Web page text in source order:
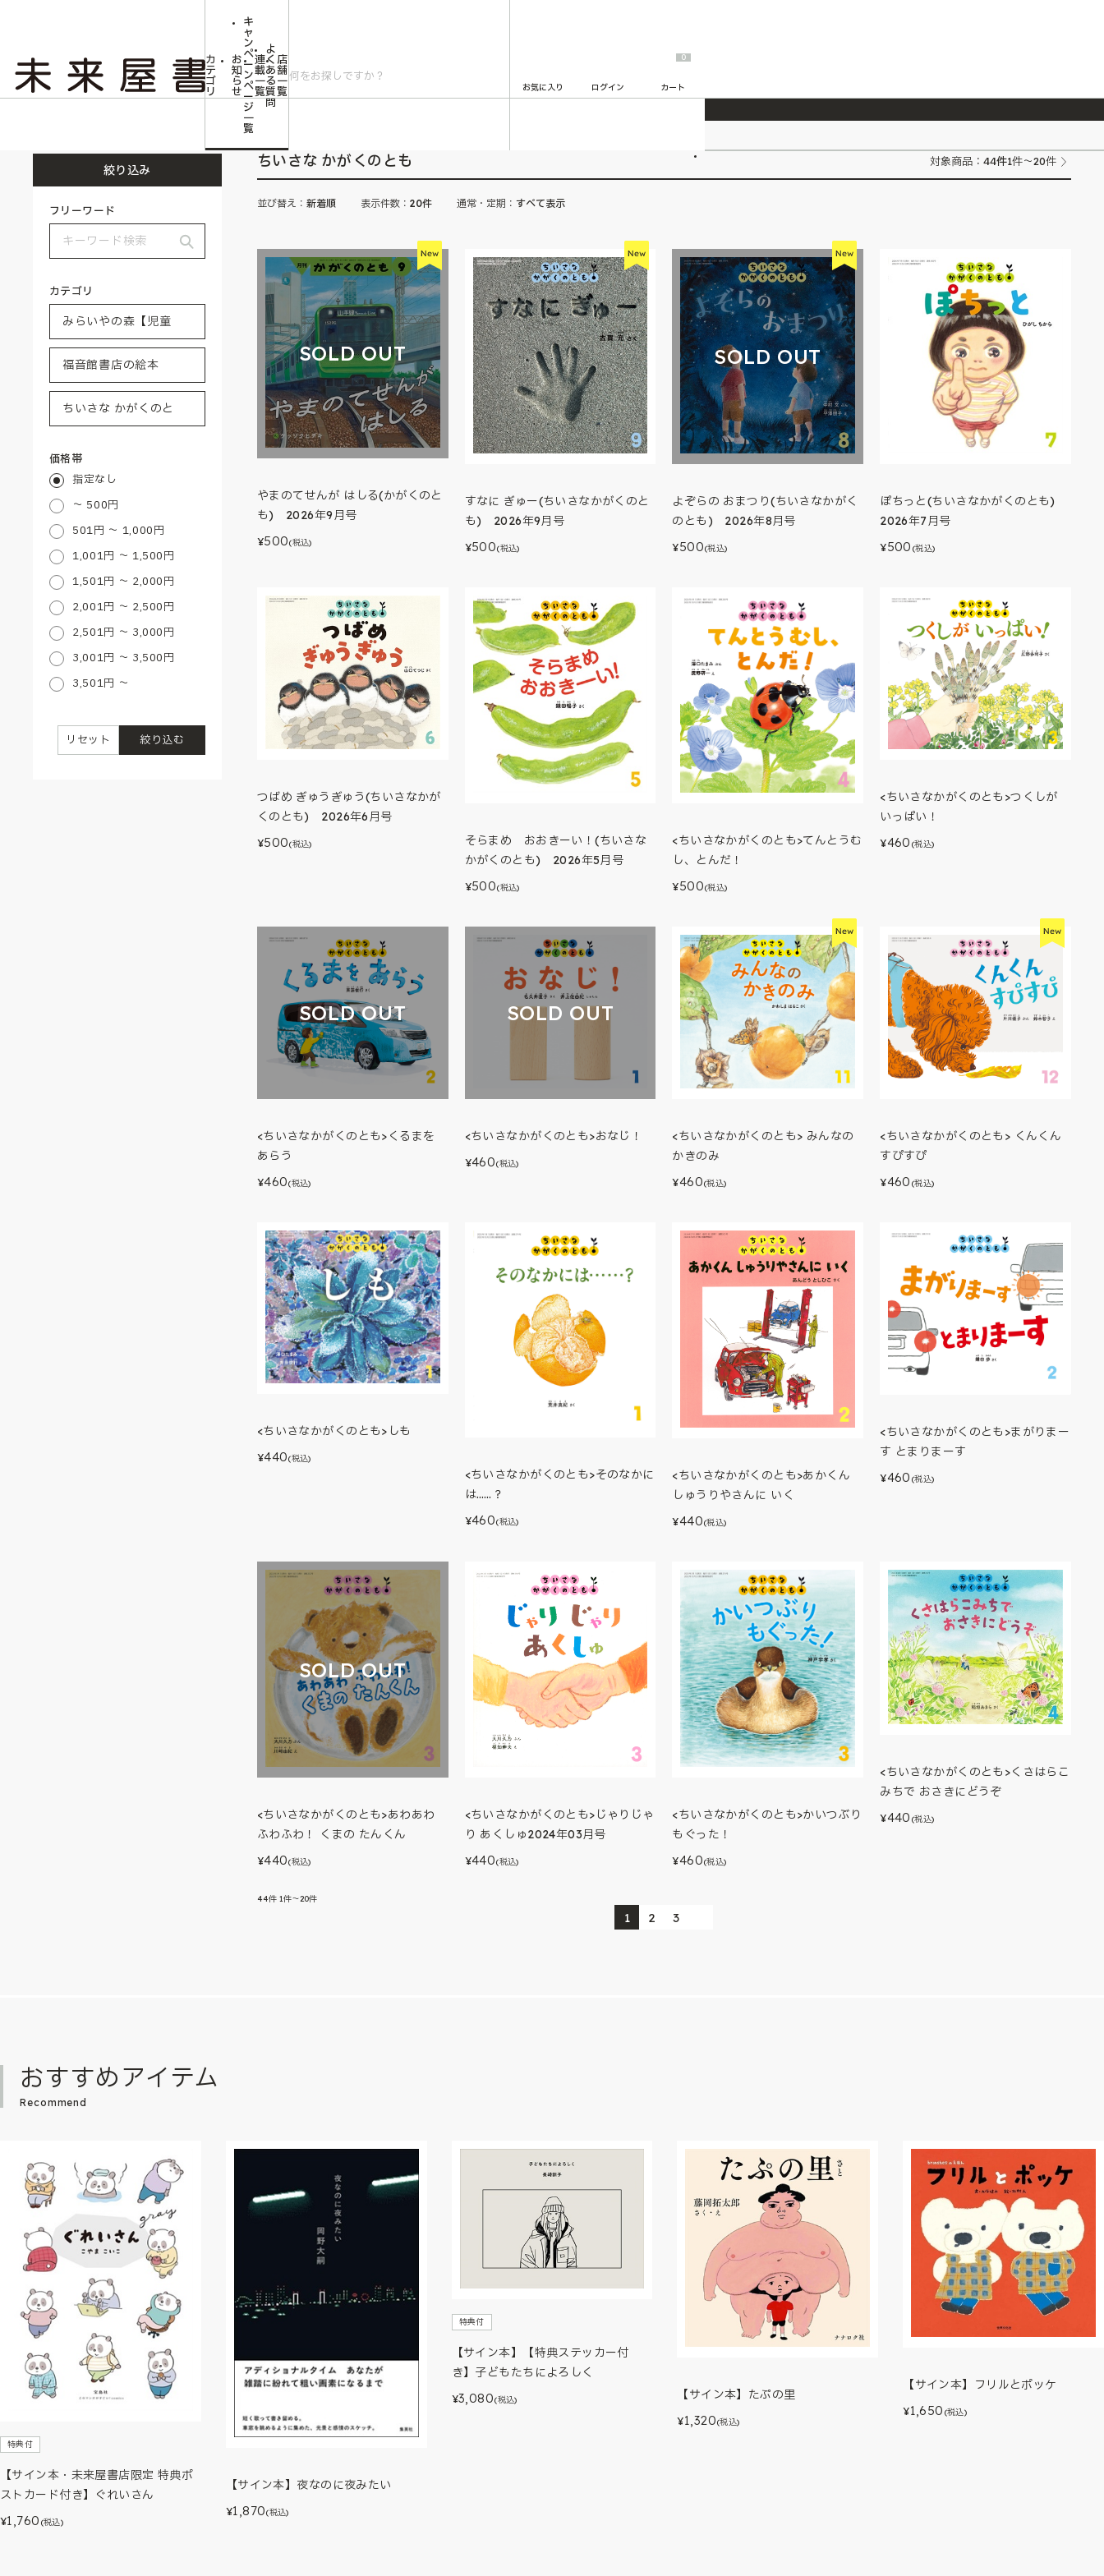
2026/7/23 『ONE PIECE magazine 021 ONE PIECEカード付き同梱版』発売延期のご案内
カ
テ
ゴ
リ
お
知
ら
せ
キ
ャ
ン
ペ
ー
ン
ペ
ー
ジ
一
覧
連
載
一
覧
よ
く
あ
る
質
問
店
舗
一
覧
お気に入り ログイン
0
カート
福音館書店の絵本
絞り込み
フリーワード
カテゴリ
価格帯
指定なし
～ 500円
501円 ～ 1,000円
1,001円 ～ 1,500円
1,501円 ～ 2,000円
2,001円 ～ 2,500円
2,501円 ～ 3,000円
3,001円 ～ 3,500円
3,501円 ～
絞り込む
リセット
ちいさな かがくのとも 対象商品： 44件1件～20件
並び替え： 新着順 表示件数： 20件 通常・定期： すべて表示
SOLD OUT
やまのてせんが はしる(かがくのと
も) 2026年9月号
¥500(税込)
すなに ぎゅー(ちいさなかがくのと
も) 2026年9月号
¥500(税込)
SOLD OUT
よぞらの おまつり(ちいさなかがく
のとも) 2026年8月号
¥500(税込)
ぽちっと(ちいさなかがくのとも)
2026年7月号
¥500 (税込)
つばめ ぎゅうぎゅう(ちいさなかが
くのとも) 2026年6月号
¥500(税込)
そらまめ おおきーい！(ちいさな
かがくのとも) 2026年5月号
¥500(税込)
<ちいさなかがくのとも>てんとうむ
し、とんだ！
¥500(税込)
<ちいさなかがくのとも>つくしが
いっぱい！
¥460 (税込)
SOLD OUT
<ちいさなかがくのとも>くるまを
あらう
¥460(税込)
SOLD OUT
<ちいさなかがくのとも>おなじ！
¥460(税込)
<ちいさなかがくのとも> みんなの
かきのみ
¥460(税込)
<ちいさなかがくのとも> くんくん
すぴすぴ
¥460 (税込)
<ちいさなかがくのとも>しも
¥440(税込)
<ちいさなかがくのとも>そのなかに
は……？
¥460(税込)
<ちいさなかがくのとも>あかくん
しゅうりやさんに いく
¥440(税込)
<ちいさなかがくのとも>まがりまー
す とまりまーす
¥460 (税込)
SOLD OUT
<ちいさなかがくのとも>あわあわ
ふわふわ！ くまの たんくん
¥440(税込)
<ちいさなかがくのとも>じゃりじゃ
り あくしゅ2024年03月号
¥440(税込)
<ちいさなかがくのとも>かいつぶり
もぐった！
¥460(税込)
<ちいさなかがくのとも>くさはらこ
みちで おさきにどうぞ
¥440 (税込)
44件 1件～20件
1 2 3
おすすめアイテム
Recommend
特典付
【サイン本・未来屋書店限定 特典ポ
ストカード付き】ぐれいさん
¥1,760 (税込)
【サイン本】夜なのに夜みたい
¥1,870(税込)
特典付
【サイン本】【特典ステッカー付
き】子どもたちによろしく
¥3,080(税込) 【サイン本】たぷの里
¥1,320(税込)
【サイン本】フリルとポッケ
¥1,650 (税込)